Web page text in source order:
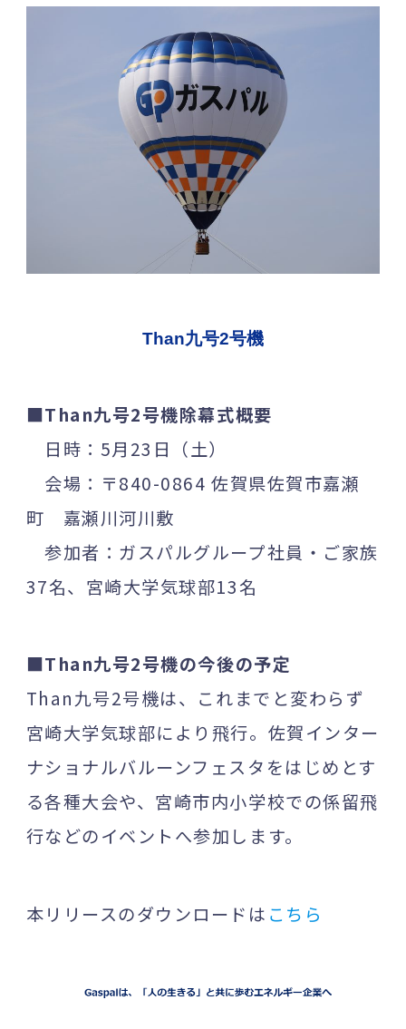
Than九号2号機
■Than九号2号機除幕式概要
日時：5月23日（土）
会場：〒840-0864 佐賀県佐賀市嘉瀬
町 嘉瀬川河川敷
参加者：ガスパルグループ社員・ご家族
37名、宮崎大学気球部13名
■Than九号2号機の今後の予定
Than九号2号機は、これまでと変わらず
宮崎大学気球部により飛行。佐賀インター
ナショナルバルーンフェスタをはじめとす
る各種大会や、宮崎市内小学校での係留飛
行などのイベントへ参加します。
本リリースのダウンロードは こちら